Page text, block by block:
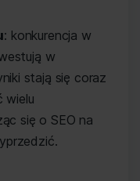
: konkurencja w
w
stają się coraz
wielu
się o SEO na